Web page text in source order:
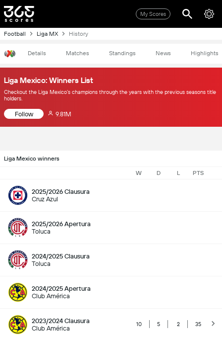
My Scores
Football Liga MX History
Details Matches Standings News Highlights
Liga Mexico: Winners List
Checkout the Liga Mexico’s champions through the years with the previous seasons title
holders.
Follow 9.81M
Liga Mexico winners
W D L PTS
2025/2026 Clausura
Cruz Azul
2025/2026 Apertura
Toluca
2024/2025 Clausura
Toluca
2024/2025 Apertura
Club América
2023/2024 Clausura
Club América
10 5 2 35